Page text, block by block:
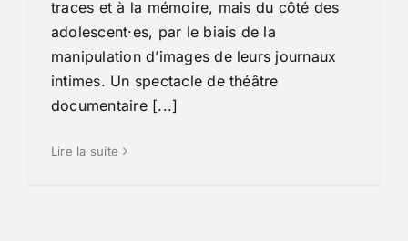
traces et à la mémoire, mais du côté des
adolescent·es, par le biais de la
manipulation d’images de leurs journaux
intimes. Un spectacle de théâtre
documentaire [...]
Lire la suite